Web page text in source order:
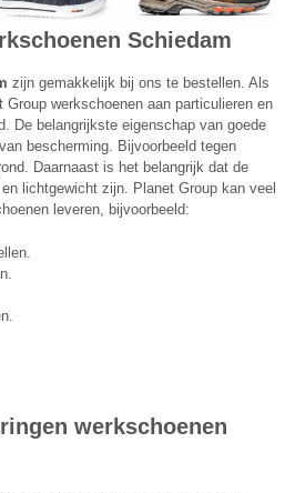
Schiedam
zijn gemakkelijk bij ons te bestellen. Als
werkschoenen aan particulieren en
De belangrijkste eigenschap van goede
bescherming. Bijvoorbeeld tegen
Daarnaast is het belangrijk dat de
lichtgewicht zijn. Planet Group kan veel
leveren, bijvoorbeeld:
werkschoenen